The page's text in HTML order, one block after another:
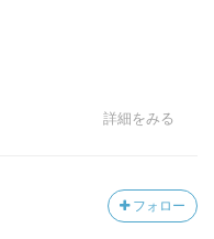
詳細をみる
フォロー